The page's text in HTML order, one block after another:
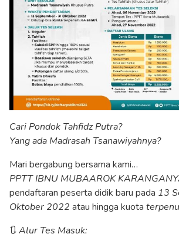
Cari Pondok Tahfidz Putra?
Yang ada Madrasah Tsanawiyahnya?
Mari bergabung bersama kami…
PPTT IBNU MUBAAROK
pendaftaran peserta didik baru pada 13
Oktober 2022 atau hingga kuota
🔃Alur Tes Masuk: